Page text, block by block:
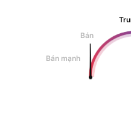
Bán
Bán mạnh